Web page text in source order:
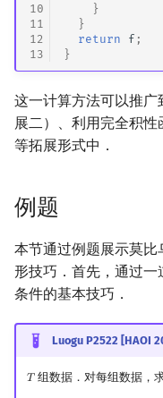
10
11
12
13
}
}
return
f ;
}
这一计算方法可以推
展二）、利用完全积性
等拓展形式中．
例题
本节通过例题展示莫
形技巧．首先，通过
条件的基本技巧．
Luogu P2522 [HAOI
𝑇
T组数据．对每组数据，